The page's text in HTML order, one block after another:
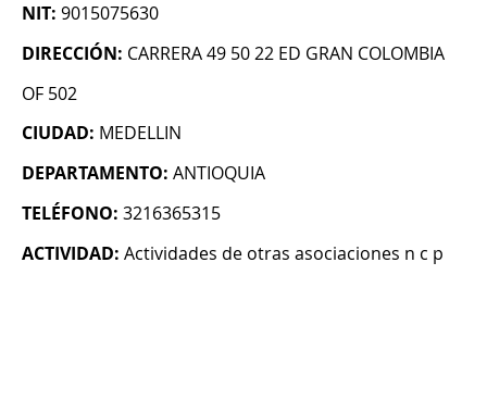
NIT: 9015075630
DIRECCIÓN: CARRERA 49 50 22 ED GRAN COLOMBIA
OF 502
CIUDAD: MEDELLIN
DEPARTAMENTO: ANTIOQUIA
TELÉFONO: 3216365315
ACTIVIDAD: Actividades de otras asociaciones n c p